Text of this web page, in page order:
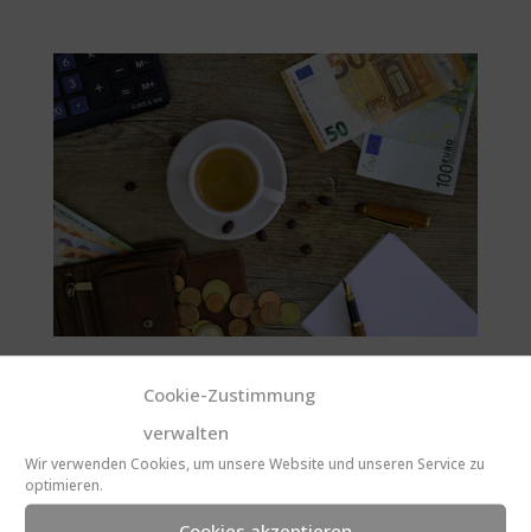
Cookie-Zustimmung
verwalten
Wir verwenden Cookies, um unsere Website und unseren Service zu
optimieren.
Existenzgründer
Existenzgründer Sie überlegen oder planen